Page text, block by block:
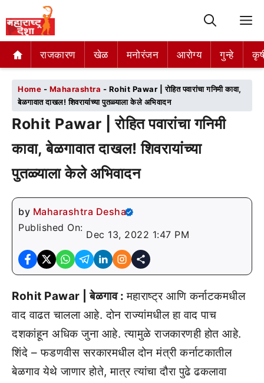
राजकारण खेळ मनोरंजन आरोग्य गुन्हे
राजकारण खेळ मनोरंजन आरोग्य गुन्हे
Home - Maharashtra - Rohit Pawar | रोहित पवारांचा गनिमी कावा,
बेळगावात दाखल! शिवरायांच्या पुतळ्याला केले अभिवादन
Rohit Pawar | रोहित पवारांचा गनिमी
कावा, बेळगावात दाखल! शिवरायांच्या
पुतळ्याला केले अभिवादन
by Maharashtra Desha
Published On:
Dec 13, 2022 1:47 PM
Rohit Pawar | बेळगाव :महाराष्ट्र आणि कर्नाटकमधील
वाद वाढत चालला आहे. दोन राज्यांमधील हा वाद पाच
दशकांहून अधिक जुना आहे. त्यामुळे राजकारणही होत आहे.
शिंदे – फडणवीस सरकारमधील दोन मंत्री कर्नाटकातील
बेळगाव येथे जाणार होते, मात्र त्यांचा दौरा पुढे ढकलावा